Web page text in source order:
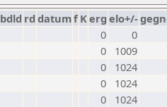
bdld rd datumf Kerg elo+/-
0
0
0
1009
0
1024
0
1024
0
1024